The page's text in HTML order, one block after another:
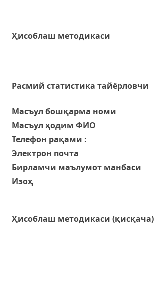
Ҳисоблаш методикаси
Расмий статистика тайёрловчи
Масъул бошқарма номи
Масъул ҳодим ФИО
Телефон рақами :
Электрон почта
Бирламчи маълумот манбаси
Изоҳ
Ҳисоблаш методикаси (қисқача)